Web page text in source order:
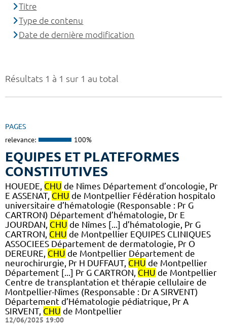
Résultats 1 à 1 sur 1 au total
PAGES
relevance: 100%
EQUIPES ET PLATEFORMES
CONSTITUTIVES
HOUEDE, CHU de Nîmes Département d’oncologie, Pr
E ASSENAT, CHU de Montpellier Fédération hospitalo
universitaire d’hématologie (Responsable : Pr G
CARTRON) Département d’hématologie, Dr E
JOURDAN, CHU de Nîmes [...] d’hématologie, Pr G
CARTRON, CHU de Montpellier EQUIPES CLINIQUES
ASSOCIEES Département de dermatologie, Pr O
DEREURE, CHU de Montpellier Département de
neurochirurgie, Pr H DUFFAUT, CHU de Montpellier
Département [...] Pr G CARTRON, CHU de Montpellier
Centre de transplantation et thérapie cellulaire de
Montpellier-Nîmes (Responsable : Dr A SIRVENT)
Département d’Hématologie pédiatrique, Pr A
SIRVENT, CHU de Montpellier
12/06/2025 19:00
Titre
Type de contenu
Date de dernière modification